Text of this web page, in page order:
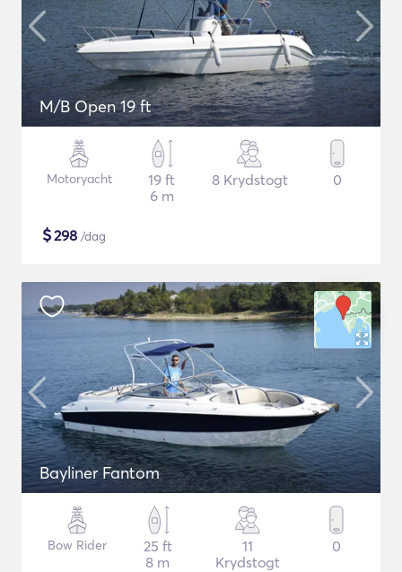
M/B Open 19 ft
Motoryacht
19 ft
6 m
8 Krydstogt 0
$298 /dag
Bayliner Fantom
Bow Rider
25 ft
8 m
11
Krydstogt
0